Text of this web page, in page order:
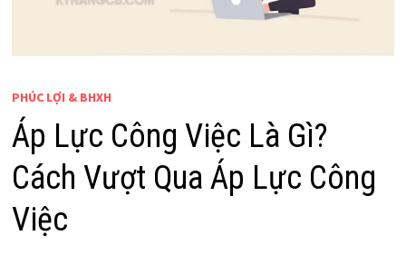
PHÚC LỢI & BHXH
Áp Lực Công Việc Là Gì?
Cách Vượt Qua Áp Lực Công
Việc